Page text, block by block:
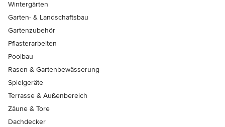
Wintergärten
Garten- & Landschaftsbau
Gartenzubehör
Pflasterarbeiten
Poolbau
Rasen & Gartenbewässerung
Spielgeräte
Terrasse & Außenbereich
Zäune & Tore
Dachdecker